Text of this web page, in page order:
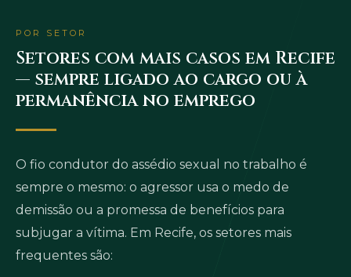
POR SETOR
Setores com mais casos em Recife
— sempre ligado ao cargo ou à
permanência no emprego
O fio condutor do assédio sexual no trabalho é
sempre o mesmo: o agressor usa o medo de
demissão ou a promessa de benefícios para
subjugar a vítima. Em Recife, os setores mais
frequentes são: